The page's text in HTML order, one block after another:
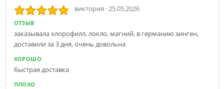
виктория ·25.05.2026
ОТЗЫВ
заказывала хлорофилл, локло, магний, в германию эинген,
доставили за 3 дня, очень довольна
ХОРОШО
быстрая доставка
ПЛОХО